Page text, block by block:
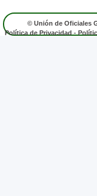
© Unión de Oficiales
Política de Privacidad -